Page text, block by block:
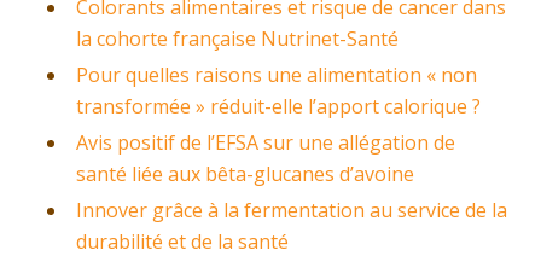
Colorants alimentaires et risque de cancer dans
la cohorte française Nutrinet-Santé
Pour quelles raisons une alimentation « non
transformée » réduit-elle l’apport calorique ?
Avis positif de l’EFSA sur une allégation de
santé liée aux bêta-glucanes d’avoine
Innover grâce à la fermentation au service de la
durabilité et de la santé